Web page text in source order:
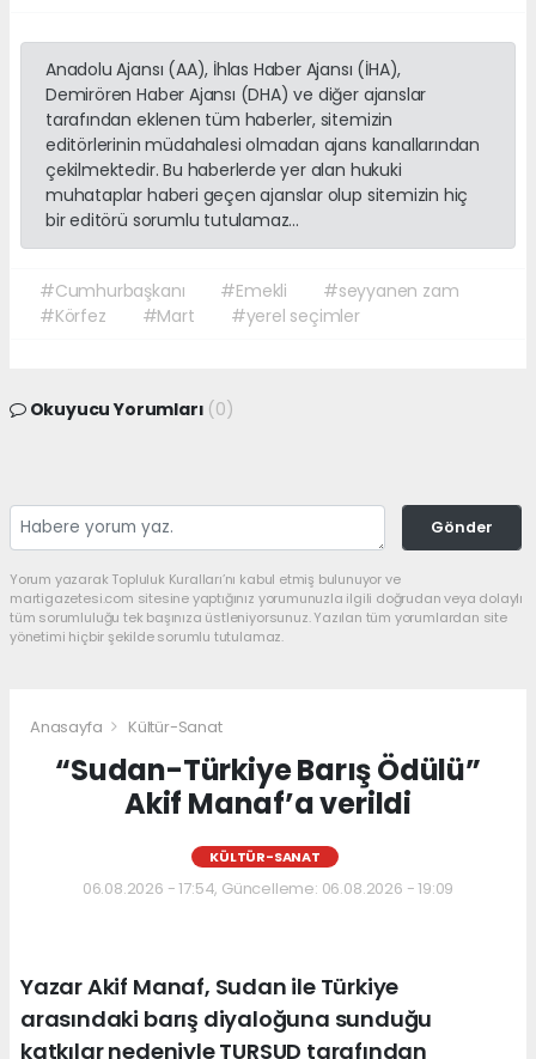
Anadolu Ajansı (AA), İhlas Haber Ajansı (İHA),
Demirören Haber Ajansı (DHA) ve diğer ajanslar
tarafından eklenen tüm haberler, sitemizin
editörlerinin müdahalesi olmadan ajans kanallarından
çekilmektedir. Bu haberlerde yer alan hukuki
muhataplar haberi geçen ajanslar olup sitemizin hiç
bir editörü sorumlu tutulamaz...
#Cumhurbaşkanı #Emekli
#seyyanen zam
#Körfez
#Mart #yerel seçimler
Okuyucu Yorumları (0)
Gönder
Yorum yazarak Topluluk Kuralları’nı kabul etmiş bulunuyor ve
martigazetesi.com sitesine yaptığınız yorumunuzla ilgili doğrudan veya dolaylı
tüm sorumluluğu tek başınıza üstleniyorsunuz. Yazılan tüm yorumlardan site
yönetimi hiçbir şekilde sorumlu tutulamaz.
Anasayfa Kültür-Sanat
“Sudan-Türkiye Barış Ödülü”
Akif Manaf’a verildi
KÜLTÜR-SANAT
06.08.2026 - 17:54, Güncelleme: 06.08.2026 - 19:09
Yazar Akif Manaf, Sudan ile Türkiye
arasındaki barış diyaloğuna sunduğu
katkılar nedeniyle TURSUD tarafından